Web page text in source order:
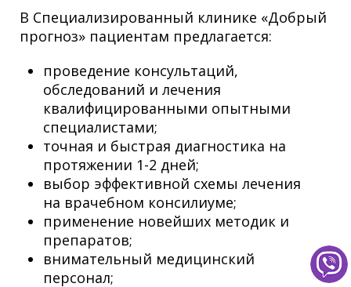
В Специализированный клинике «Добрый
прогноз» пациентам предлагается:
проведение консультаций,
обследований и лечения
квалифицированными опытными
специалистами;
точная и быстрая диагностика на
протяжении 1-2 дней;
выбор эффективной схемы лечения
на врачебном консилиуме;
применение новейших методик и
препаратов;
внимательный медицинский
персонал;